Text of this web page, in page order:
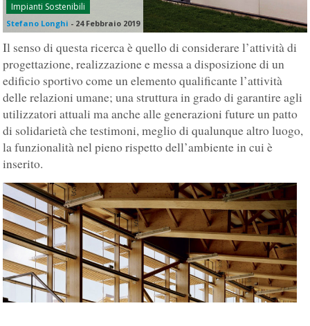
Impianti Sostenibili
Stefano Longhi - 24 Febbraio 2019
Il senso di questa ricerca è quello di considerare l’attività di
progettazione, realizzazione e messa a disposizione di un
edificio sportivo come un elemento qualificante l’attività
delle relazioni umane; una struttura in grado di garantire agli
utilizzatori attuali ma anche alle generazioni future un patto
di solidarietà che testimoni, meglio di qualunque altro luogo,
la funzionalità nel pieno rispetto dell’ambiente in cui è
inserito.